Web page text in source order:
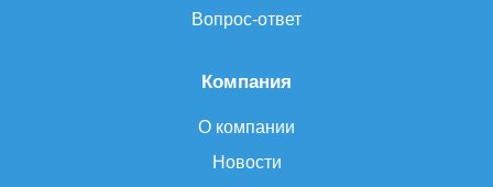
Компания
О компании
Новости
Вопрос-ответ